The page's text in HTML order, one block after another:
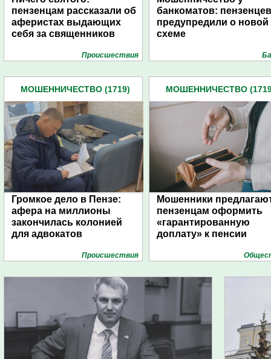
пензенцам рассказали об
аферистах выдающих
себя за священников
Проиcшествия
банкоматов: пензенцев
предупредили о новой
схеме
МОШЕННИЧЕСТВО (1719)
Громкое дело в Пензе:
афера на миллионы
закончилась колонией
для адвокатов
Проиcшествия
МОШЕННИЧЕСТВО
Мошенники
пензенцам оформить
«гарантированную
доплату» к пенсии